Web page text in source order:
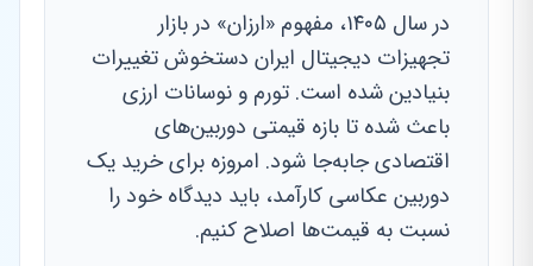
در سال ۱۴۰۵، مفهوم «ارزان» در بازار
تجهیزات دیجیتال ایران دستخوش تغییرات
بنیادین شده است. تورم و نوسانات ارزی
باعث شده تا بازه قیمتی دوربین‌های
اقتصادی جابه‌جا شود. امروزه برای خرید یک
دوربین عکاسی کارآمد، باید دیدگاه خود را
نسبت به قیمت‌ها اصلاح کنیم.